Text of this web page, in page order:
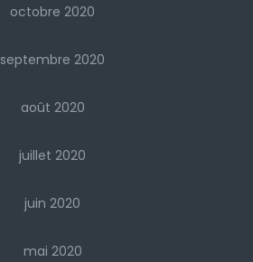
octobre 2020
septembre 2020
août 2020
juillet 2020
juin 2020
mai 2020